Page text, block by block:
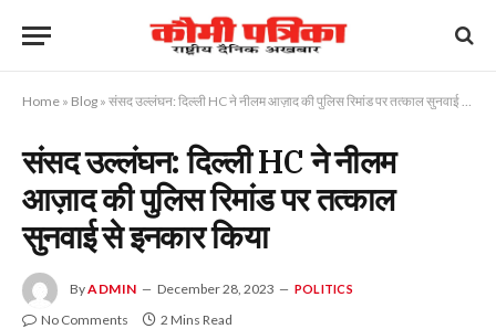
Home » Blog » संसद उल्लंघन: दिल्ली HC ने नीलम आज़ाद की पुलिस रिमांड पर तत्काल सुनवाई से इनकार किया
संसद उल्लंघन: दिल्ली HC ने नीलम
आज़ाद की पुलिस रिमांड पर तत्काल
सुनवाई से इनकार किया
ByADMIN December 28, 2023 POLITICS
No Comments 2 Mins Read